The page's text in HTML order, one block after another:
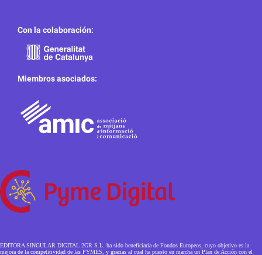
Con la colaboración:
Miembros asociados:
EDITORA SINGULAR DIGITAL 2GR S.L. ha sido beneficiaria de Fondos Europeos, cuyo objetivo es la
mejora de la competitividad de las PYMES, y gracias al cual ha puesto en marcha un Plan de Acción con el